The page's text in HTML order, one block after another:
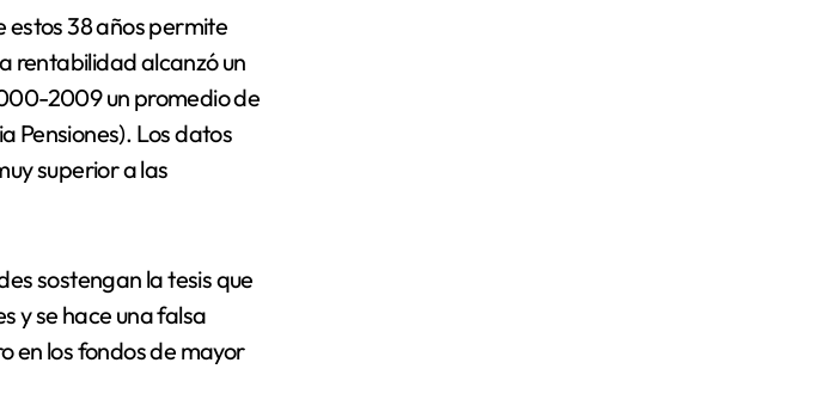
38 años permite
rentabilidad alcanzó un
2009 un promedio de
Pensiones). Los datos
superior a las
sostengan la tesis que
y se hace una falsa
en los fondos de mayor